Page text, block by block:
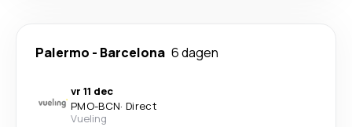
Palermo - Barcelona 6 dagen
vr 11 dec
PMO-BCN· Direct
Vueling